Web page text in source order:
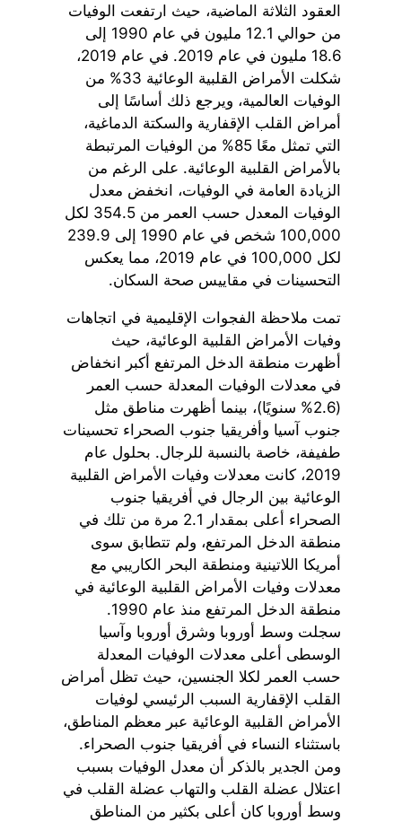
العقود الثلاثة الماضية، حيث ارتفعت الوفيات
من حوالي 12.1 مليون في عام 1990 إلى
18.6 مليون في عام 2019. في عام 2019،
شكلت الأمراض القلبية الوعائية 33% من
الوفيات العالمية، ويرجع ذلك أساسًا إلى
أمراض القلب الإقفارية والسكتة الدماغية،
التي تمثل معًا 85% من الوفيات المرتبطة
بالأمراض القلبية الوعائية. على الرغم من
الزيادة العامة في الوفيات، انخفض معدل
الوفيات المعدل حسب العمر من 354.5 لكل
100,000 شخص في عام 1990 إلى 239.9
لكل 100,000 في عام 2019، مما يعكس
التحسينات في مقاييس صحة السكان.
تمت ملاحظة الفجوات الإقليمية في اتجاهات
وفيات الأمراض القلبية الوعائية، حيث
أظهرت منطقة الدخل المرتفع أكبر انخفاض
في معدلات الوفيات المعدلة حسب العمر
(2.6% سنويًا)، بينما أظهرت مناطق مثل
جنوب آسيا وأفريقيا جنوب الصحراء تحسينات
طفيفة، خاصة بالنسبة للرجال. بحلول عام
2019، كانت معدلات وفيات الأمراض القلبية
الوعائية بين الرجال في أفريقيا جنوب
الصحراء أعلى بمقدار 2.1 مرة من تلك في
منطقة الدخل المرتفع، ولم تتطابق سوى
أمريكا اللاتينية ومنطقة البحر الكاريبي مع
معدلات وفيات الأمراض القلبية الوعائية في
منطقة الدخل المرتفع منذ عام 1990.
سجلت وسط أوروبا وشرق أوروبا وآسيا
الوسطى أعلى معدلات الوفيات المعدلة
حسب العمر لكلا الجنسين، حيث تظل أمراض
القلب الإقفارية السبب الرئيسي لوفيات
الأمراض القلبية الوعائية عبر معظم المناطق،
باستثناء النساء في أفريقيا جنوب الصحراء.
ومن الجدير بالذكر أن معدل الوفيات بسبب
اعتلال عضلة القلب والتهاب عضلة القلب في
وسط أوروبا كان أعلى بكثير من المناطق